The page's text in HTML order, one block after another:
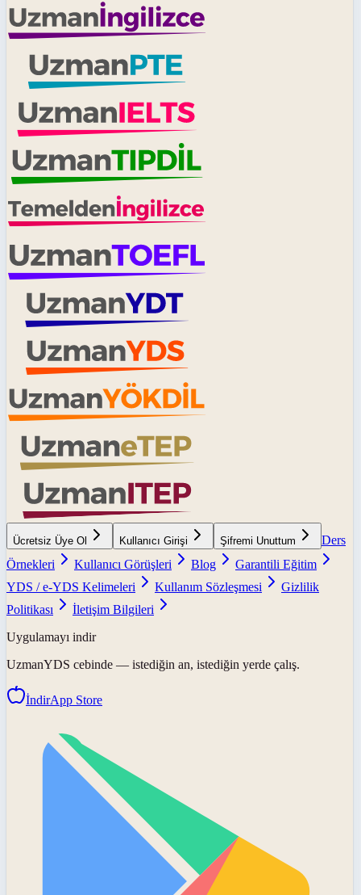
Ücretsiz Üye Ol Kullanıcı Girişi Şifremi Unuttum
Ders
Örnekleri
Kullanıcı Görüşleri Blog
Garantili Eğitim
YDS / e-YDS Kelimeleri
Kullanım Sözleşmesi
Gizlilik
Politikası
İletişim Bilgileri
Uygulamayı indir
UzmanYDS cebinde — istediğin an, istediğin yerde çalış.
İndirApp Store